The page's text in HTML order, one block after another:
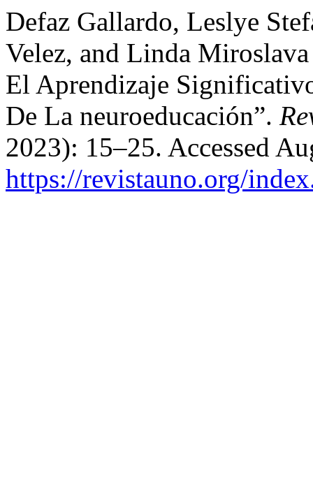
Defaz Gallardo, Leslye
Velez, and Linda
El Aprendizaje
De La neuroeducación”.
2023): 15–25. Accessed
https://revistauno.org/